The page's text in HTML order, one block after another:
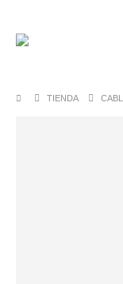
TIENDA